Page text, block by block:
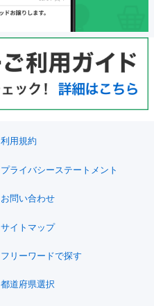
利用規約
プライバシーステートメント
お問い合わせ
サイトマップ
フリーワードで探す
都道府県選択